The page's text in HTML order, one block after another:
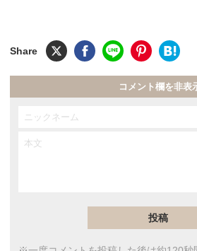
コメント欄を非表